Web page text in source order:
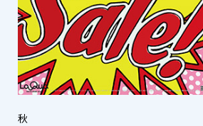
秋 チ